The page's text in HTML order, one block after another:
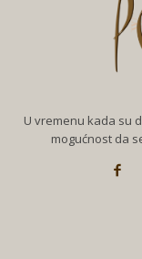
U vremenu kada su
mogućnost da